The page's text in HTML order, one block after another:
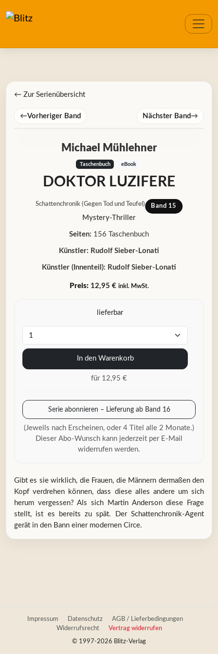
← Zur Serienübersicht
←Vorheriger Band Nächster Band→
Michael Mühlehner
Taschenbuch eBook
DOKTOR LUZIFERE
Schattenchronik (Gegen Tod und Teufel) Band 15
Mystery-Thriller
Seiten: 156 Taschenbuch
Künstler: Rudolf Sieber-Lonati
Künstler (Innenteil): Rudolf Sieber-Lonati
Preis:12,95 € inkl. MwSt.
lieferbar
In den Warenkorb
für 12,95 €
Serie abonnieren – Lieferung ab Band 16
(Jeweils nach Erscheinen, oder 4 Titel alle 2 Monate.)
Dieser Abo-Wunsch kann jederzeit per E-Mail
widerrufen werden.
Gibt es sie wirklich, die Frauen, die Männern dermaßen den
Kopf verdrehen können, dass diese alles andere um sich
herum vergessen? Als sich Martin Anderson diese Frage
stellt, ist es bereits zu spät. Der Schattenchronik-Agent
gerät in den Bann einer modernen Circe.
Impressum Datenschutz
AGB / Lieferbedingungen
Widerrufsrecht
Vertrag widerrufen
© 1997-2026 Blitz-Verlag